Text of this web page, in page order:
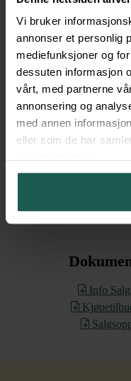
Vi bruker
annonser et personlig
mediefunksjoner og
dessuten informasjon
vårt, med partnerne
annonsering og
med annen
eller som de har
hverdagsstunder.
Her er mulighetene til
opplevelser og en kopp
deilige munker og vafler
sammen. Fellesrommet
Motunet.
I tillegg finnes det et flott
carportene, tilrettelagt for
Info